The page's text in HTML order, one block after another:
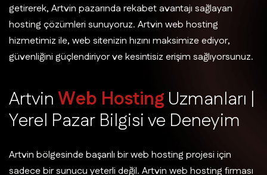
getirerek, Artvin pazarında rekabet avantajı sağlayan
hosting çözümleri sunuyoruz. Artvin web hosting
hizmetimiz ile, web sitenizin hızını maksimize ediyor,
güvenliğini güçlendiriyor ve kesintisiz erişim sağlıyorsunuz.
ArtvinWeb Hosting Uzmanları |
Yerel Pazar Bilgisive Deneyim
Artvin bölgesinde başarılı bir web hosting projesi için
sadece bir sunucu yeterli değil. Artvin web hosting firması